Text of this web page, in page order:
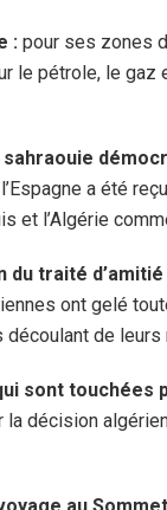
: pour ses zones
le pétrole, le
a été
et l’Algérie
du traité
ont gelé
de
sont touchées
la décision